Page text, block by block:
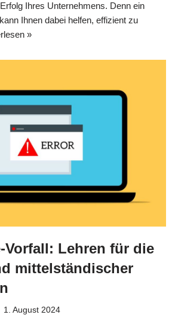
Ihres Unternehmens. Denn ein
Ihnen dabei helfen, effizient zu
»
Vorfall: Lehren für die
mittelständischer
1. August 2024